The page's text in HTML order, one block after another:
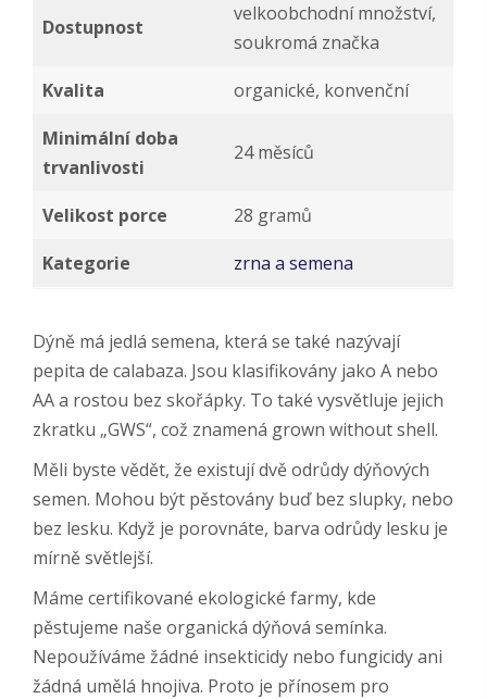
Dostupnost
velkoobchodní množství,
soukromá značka
Kvalita
organické, konvenční
Minimální doba
trvanlivosti
24 měsíců
Velikost porce
28 gramů
Kategorie
zrna a semena
Dýně má jedlá semena, která se také nazývají
pepita de calabaza. Jsou klasifikovány jako A nebo
AA a rostou bez skořápky. To také vysvětluje jejich
zkratku „GWS“, což znamená grown without shell.
Měli byste vědět, že existují dvě odrůdy dýňových
semen. Mohou být pěstovány buď bez slupky, nebo
bez lesku. Když je porovnáte, barva odrůdy lesku je
mírně světlejší.
Máme certifikované ekologické farmy, kde
pěstujeme naše organická dýňová semínka.
Nepoužíváme žádné insekticidy nebo fungicidy ani
žádná umělá hnojiva. Proto je přínosem pro